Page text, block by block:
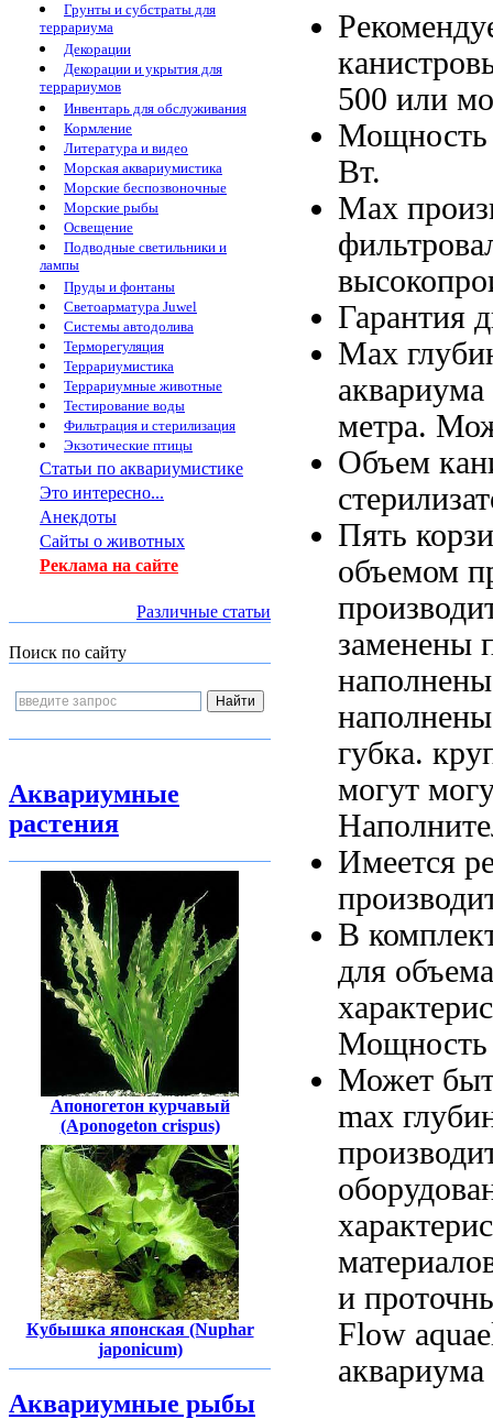
Грунты и субстраты для
террариума
Декорации
Декорации и укрытия для
террариумов
Инвентарь для обслуживания
Кормление
Литература и видео
Морская аквариумистика
Морские беспозвоночные
Морские рыбы
Освещение
Подводные светильники и
лампы
Пруды и фонтаны
Светоарматура Juwel
Системы автодолива
Терморегуляция
Террариумистика
Террариумные животные
Тестирование воды
Фильтрация и стерилизация
Экзотические птицы
Статьи по аквариумистике
Это интересно...
Анекдоты
Сайты о животных
Реклама на сайте
Различные статьи
Поиск по сайту
Аквариумные
растения
Апоногетон курчавый
(Aponogeton crispus)
Кубышка японская (Nuphar
japonicum)
Аквариумные рыбы
500 или
Вт.
Max
Гарантия
Max
метра.
Объем
Пять
объемом
заменены
губка.
могут
Имеется
В
для
Мощность
Может
max
и
Flow
аквариума